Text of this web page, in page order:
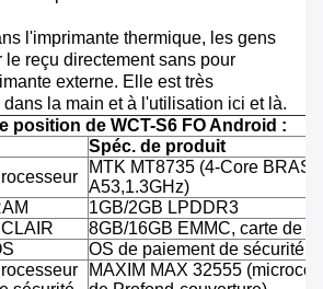
l'imprimante thermique, les gens
le reçu directement sans pour
externe. Elle est très
la main et à l'utilisation ici et là.
position de WCT-S6 FO Android :
Spéc. de produit
MTK MT8735 (4-Core BRAS
A53,1.3GHz)
1GB/2GB LPDDR3
8GB/16GB EMMC, carte de
OS de paiement de sécurité
MAXIM MAX 32555